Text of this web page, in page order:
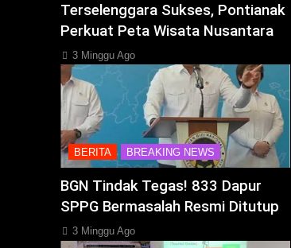
Terselenggara Sukses, Pontianak
Perkuat Peta Wisata Nusantara
3 Minggu Ago
BERITA BREAKING NEWS
BGN Tindak Tegas! 833 Dapur
SPPG Bermasalah Resmi Ditutup
3 Minggu Ago